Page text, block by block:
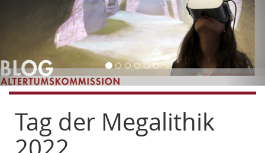
Tag der Megalithik